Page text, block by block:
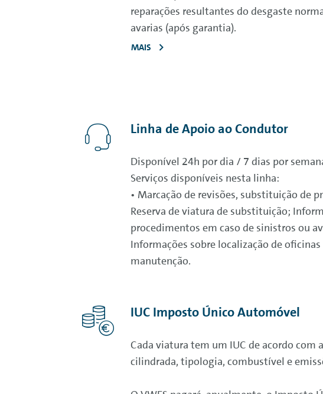
reparações resultantes do desgaste
avarias (após garantia).
MAIS
Linha de Apoio ao Condutor
Disponível 24h por dia / 7 dias por
Serviços disponíveis nesta linha:
• Marcação de revisões, substituição de
Reserva de viatura de substituição;
procedimentos em caso de sinistros ou
Informações sobre localização de
manutenção.
IUC Imposto Único Automóvel
Cada viatura tem um IUC de acordo com
cilindrada, tipologia, combustível e